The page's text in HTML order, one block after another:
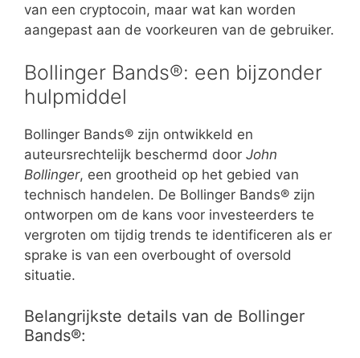
van een cryptocoin, maar wat kan worden
aangepast aan de voorkeuren van de gebruiker.
Bollinger Bands®: een bijzonder
hulpmiddel
Bollinger Bands® zijn ontwikkeld en
auteursrechtelijk beschermd door John
Bollinger, een grootheid op het gebied van
technisch handelen. De Bollinger Bands® zijn
ontworpen om de kans voor investeerders te
vergroten om tijdig trends te identificeren als er
sprake is van een overbought of oversold
situatie.
Belangrijkste details van de Bollinger
Bands®: